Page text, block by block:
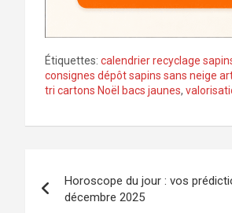
Étiquettes: calendrier recyclage
consignes dépôt sapins sans neige
tri cartons Noël bacs jaunes,
de
Horoscope du jour : vos
décembre 2025